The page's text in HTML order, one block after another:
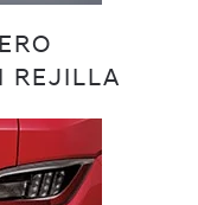
REJILLA